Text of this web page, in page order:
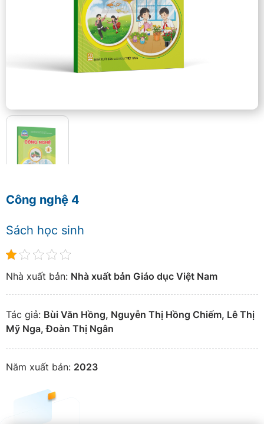
Công nghệ 4
Sách học sinh
Nhà xuất bản: Nhà xuất bản Giáo dục Việt Nam
Tác giả: Bùi Văn Hồng, Nguyễn Thị Hồng Chiếm, Lê Thị
Mỹ Nga, Đoàn Thị Ngân
Năm xuất bản: 2023